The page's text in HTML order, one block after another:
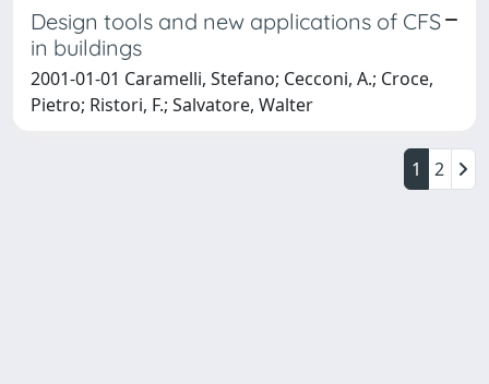
Design tools and new applications of CFS
in buildings
2001-01-01 Caramelli, Stefano; Cecconi, A.; Croce,
Pietro; Ristori, F.; Salvatore, Walter
1 2